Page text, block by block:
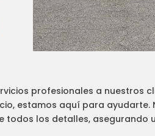
profesionales a nuestros
estamos aquí para
todos los detalles, asegurando